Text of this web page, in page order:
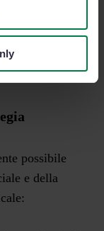
sarà difficile
possibile
e della